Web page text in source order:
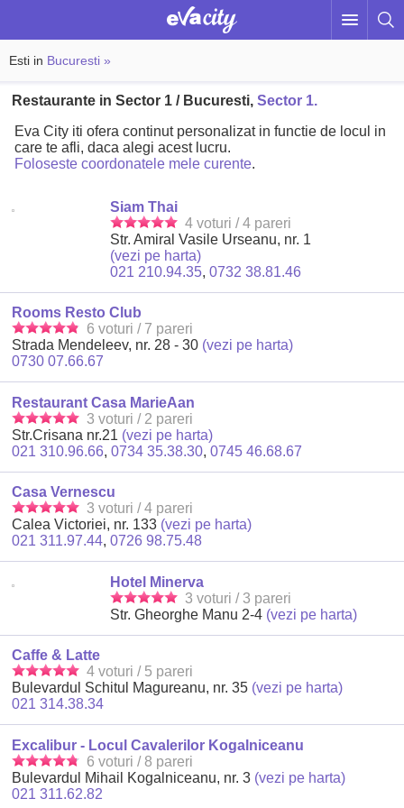
Esti in Bucuresti »
Restaurante in Sector 1 / Bucuresti,Sector 1.
Eva City iti ofera continut personalizat in functie de locul in
care te afli, daca alegi acest lucru.
Foloseste coordonatele mele curente.
Siam Thai
4 voturi / 4 pareri
Str. Amiral Vasile Urseanu, nr. 1
(vezi pe harta)
021 210.94.35,0732 38.81.46
Rooms Resto Club
6 voturi / 7 pareri
Strada Mendeleev, nr. 28 - 30 (vezi pe harta)
0730 07.66.67
Restaurant Casa MarieAan
3 voturi / 2 pareri
Str.Crisana nr.21 (vezi pe harta)
021 310.96.66,0734 35.38.30,0745 46.68.67
Casa Vernescu
3 voturi / 4 pareri
Calea Victoriei, nr. 133 (vezi pe harta)
021 311.97.44,0726 98.75.48
Hotel Minerva
3 voturi / 3 pareri
Str. Gheorghe Manu 2-4 (vezi pe harta)
Caffe & Latte
4 voturi / 5 pareri
Bulevardul Schitul Magureanu, nr. 35 (vezi pe harta)
021 314.38.34
Excalibur - Locul Cavalerilor Kogalniceanu
6 voturi / 8 pareri
Bulevardul Mihail Kogalniceanu, nr. 3 (vezi pe harta)
021 311.62.82